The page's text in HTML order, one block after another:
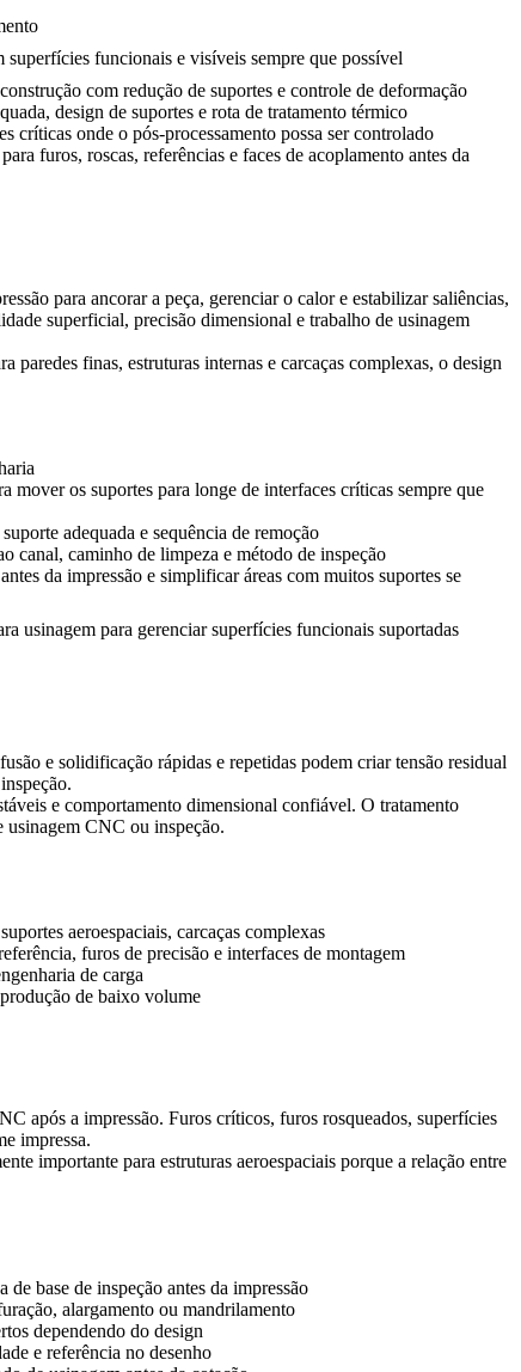
superfícies funcionais e visíveis sempre que possível
com redução de suportes e controle de deformação
design de suportes e rota de tratamento térmico
críticas onde o pós-processamento possa ser controlado
furos, roscas, referências e faces de acoplamento antes da
para ancorar a peça, gerenciar o calor e estabilizar saliências,
superficial, precisão dimensional e trabalho de usinagem
paredes finas, estruturas internas e carcaças complexas, o design
mover os suportes para longe de interfaces críticas sempre que
adequada e sequência de remoção
canal, caminho de limpeza e método de inspeção
da impressão e simplificar áreas com muitos suportes se
usinagem para gerenciar superfícies funcionais suportadas
e solidificação rápidas e repetidas podem criar tensão residual
e comportamento dimensional confiável. O tratamento
usinagem CNC ou inspeção.
aeroespaciais, carcaças complexas
furos de precisão e interfaces de montagem
de carga
de baixo volume
após a impressão. Furos críticos, furos rosqueados, superfícies
impressa.
importante para estruturas aeroespaciais porque a relação entre
base de inspeção antes da impressão
alargamento ou mandrilamento
dependendo do design
e referência no desenho